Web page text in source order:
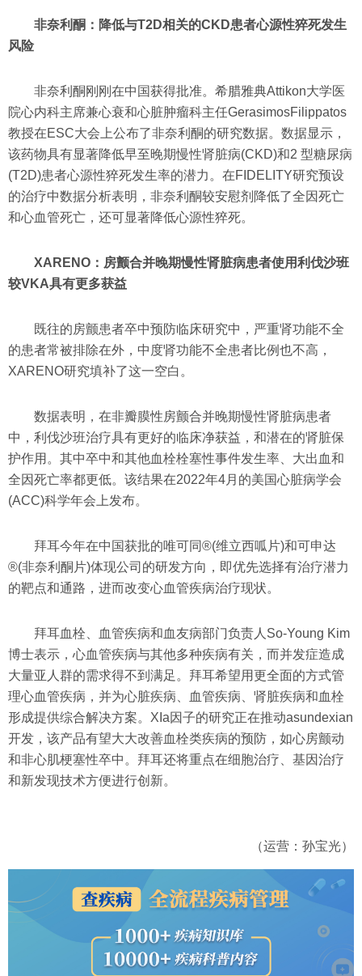
非奈利酮：降低与T2D相关的CKD患者心源性猝死发生
风险
非奈利酮刚刚在中国获得批准。希腊雅典Attikon大学医
院心内科主席兼心衰和心脏肿瘤科主任GerasimosFilippatos
教授在ESC大会上公布了非奈利酮的研究数据。数据显示，
该药物具有显著降低早至晚期慢性肾脏病(CKD)和2 型糖尿病
(T2D)患者心源性猝死发生率的潜力。在FIDELITY研究预设
的治疗中数据分析表明，非奈利酮较安慰剂降低了全因死亡
和心血管死亡，还可显著降低心源性猝死。
XARENO：房颤合并晚期慢性肾脏病患者使用利伐沙班
较VKA具有更多获益
既往的房颤患者卒中预防临床研究中，严重肾功能不全
的患者常被排除在外，中度肾功能不全患者比例也不高，
XARENO研究填补了这一空白。
数据表明，在非瓣膜性房颤合并晚期慢性肾脏病患者
中，利伐沙班治疗具有更好的临床净获益，和潜在的肾脏保
护作用。其中卒中和其他血栓栓塞性事件发生率、大出血和
全因死亡率都更低。该结果在2022年4月的美国心脏病学会
(ACC)科学年会上发布。
拜耳今年在中国获批的唯可同®(维立西呱片)和可申达
®(非奈利酮片)体现公司的研发方向，即优先选择有治疗潜力
的靶点和通路，进而改变心血管疾病治疗现状。
拜耳血栓、血管疾病和血友病部门负责人So-Young Kim
博士表示，心血管疾病与其他多种疾病有关，而并发症造成
大量亚人群的需求得不到满足。拜耳希望用更全面的方式管
理心血管疾病，并为心脏疾病、血管疾病、肾脏疾病和血栓
形成提供综合解决方案。XIa因子的研究正在推动asundexian
开发，该产品有望大大改善血栓类疾病的预防，如心房颤动
和非心肌梗塞性卒中。拜耳还将重点在细胞治疗、基因治疗
和新发现技术方便进行创新。
（运营：孙宝光）